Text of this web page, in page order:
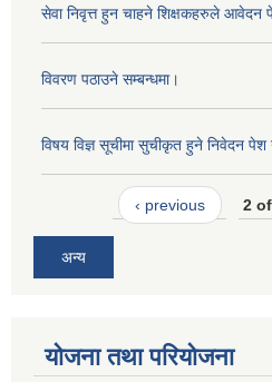
सेवा निवृत्त हुन चाहने शिक्षकहरुले आवेदन
विवरण पठाउने सम्बन्धमा।
विषय विज्ञ सूचीमा सुचीकृत हुने निवेदन पेश
‹ previous 2
अन्य
योजना तथा परियोजना